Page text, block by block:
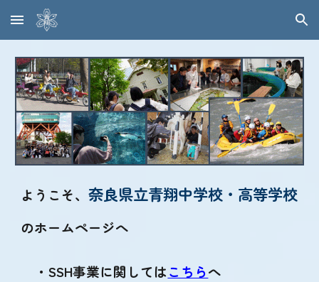
Skip to main content Skip to navigation
ようこそ、奈良県立青翔中学校・高等学校
のホームページへ
・SSH事業に関してはこちらへ